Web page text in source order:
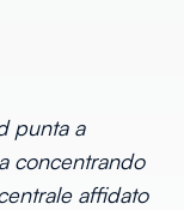
punta a
concentrando
affidato